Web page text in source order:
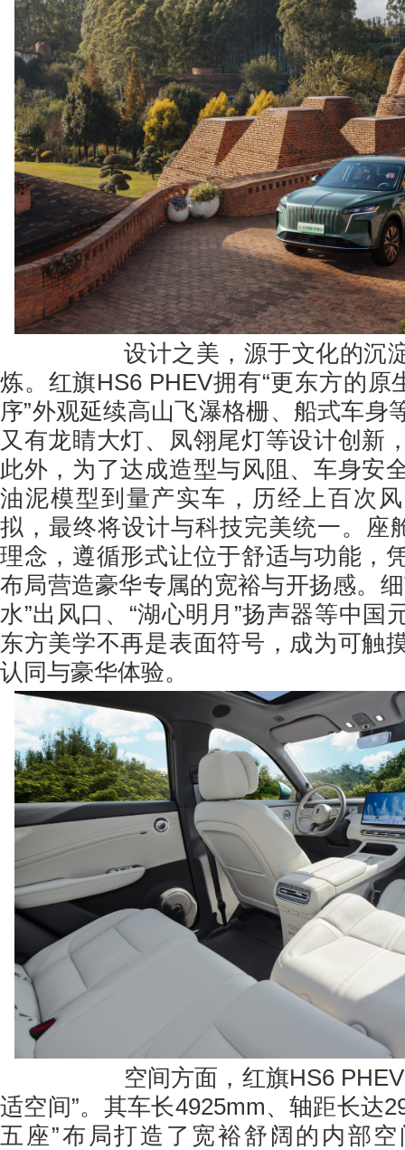
设计之美，源于文化的沉淀
炼。红旗HS6 PHEV拥有“更东方的原
序”外观延续高山飞瀑格栅、船式车身
又有龙睛大灯、凤翎尾灯等设计创新
此外，为了达成造型与风阻、车身安
油泥模型到量产实车，历经上百次
拟，最终将设计与科技完美统一。座
理念，遵循形式让位于舒适与功能，
布局营造豪华专属的宽裕与开扬感。
水”出风口、“湖心明月”扬声器等中国
东方美学不再是表面符号，成为可触
认同与豪华体验。
空间方面，红旗HS6 PHEV
适空间”。其车长4925mm、轴距长达
五座”布局打造了宽裕舒阔的内部